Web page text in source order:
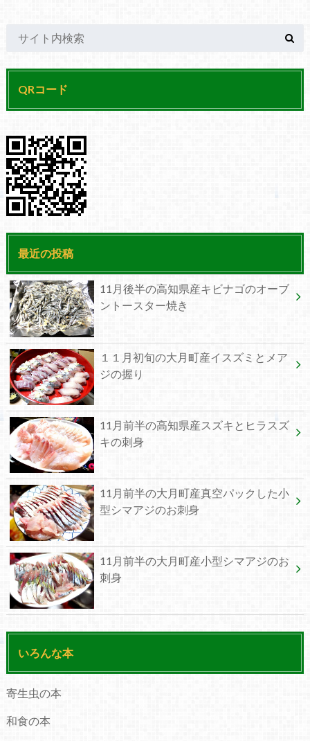
QRコード
最近の投稿
11月後半の高知県産キビナゴのオーブ
ントースター焼き
１１月初旬の大月町産イスズミとメア
ジの握り
11月前半の高知県産スズキとヒラスズ
キの刺身
11月前半の大月町産真空パックした小
型シマアジのお刺身
11月前半の大月町産小型シマアジのお
刺身
いろんな本
寄生虫の本
和食の本